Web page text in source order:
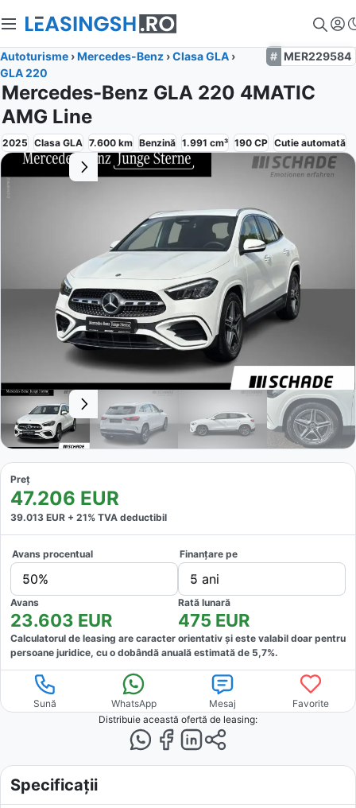
Autoturisme ›Mercedes-Benz ›Clasa GLA ›
GLA 220
MER229584
Mercedes-Benz GLA 220 4MATIC
AMG Line
2025 Clasa GLA 7.600 km Benzină 1.991 cm³ 190 CP Cutie automată
Preț
47.206 EUR
39.013 EUR + 21% TVA deductibil
Avans procentual
50%
Finanțare pe
5 ani
Avans
23.603 EUR
Rată lunară
475 EUR
Calculatorul de leasing are caracter orientativ și este valabil doar pentru
persoane juridice, cu o dobândă anuală estimată de 5,7%.
Sună WhatsApp Mesaj
Favorite
Distribuie această ofertă de leasing:
Specificații